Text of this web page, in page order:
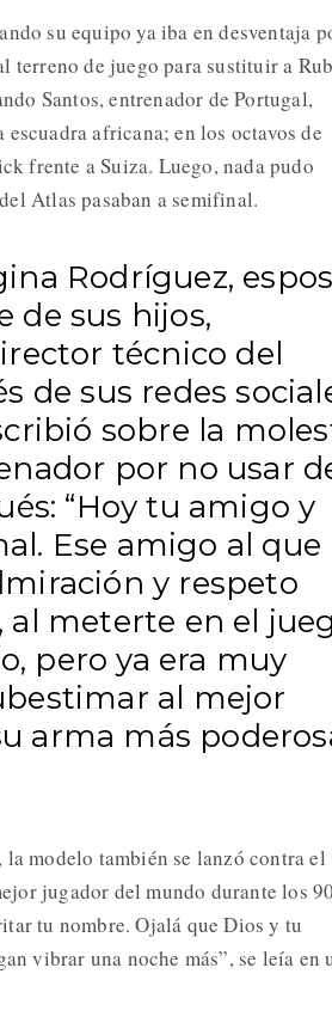
su equipo ya iba en desventaja
de juego para sustituir a
Santos, entrenador de Portugal,
africana; en los octavos de
frente a Suiza. Luego, nada pudo
Atlas pasaban a semifinal.
Rodríguez,
de sus hijos,
técnico del
de sus redes
sobre la
por no usar
“Hoy tu amigo y
Ese amigo al que
y respeto
meterte en el
pero ya era muy
al mejor
arma más
la modelo también se lanzó contra el
jugador del mundo durante los 90
tu nombre. Ojalá que Dios y tu
vibrar una noche más”, se leía en